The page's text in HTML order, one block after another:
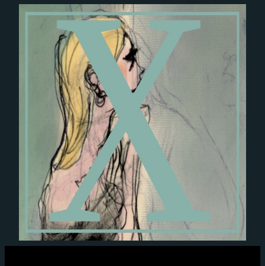
Experience
Afin que notre
fonctionne
aussi bien que
possible lors
visite. Si vous
refusez ces
certaines
fonctionnalités
disparaîtront
du site Web.